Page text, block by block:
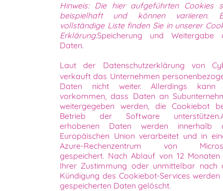
Hinweis: Die hier aufgeführten Cookies
beispielhaft und können variieren.
vollständige Liste finden Sie in unserer
Erklärung.Speicherung und Weitergabe
Daten.
Laut der Datenschutzerklärung von
verkauft das Unternehmen
Daten nicht weiter. Allerdings kann
vorkommen, dass Daten an
weitergegeben werden, die Cookiebot
Betrieb der Software
erhobenen Daten werden innerhalb
Europäischen Union verarbeitet und in
Azure-Rechenzentrum von
gespeichert. Nach Ablauf von 12
Ihrer Zustimmung oder unmittelbar nach
Kündigung des Cookiebot-Services werden
gespeicherten Daten gelöscht.